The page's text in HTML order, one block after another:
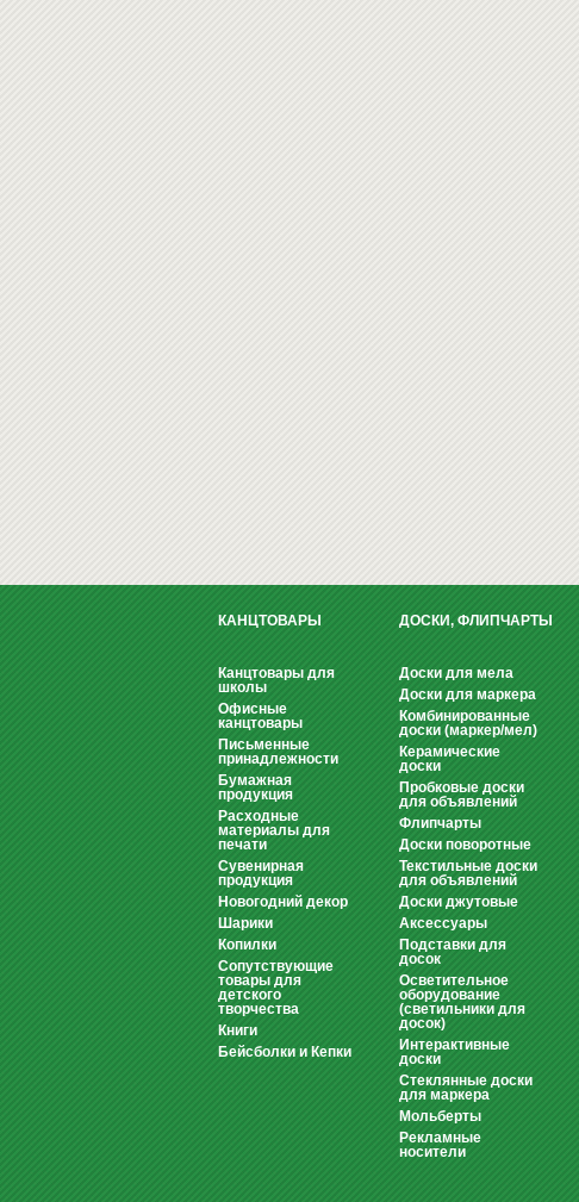
КАНЦТОВАРЫ
Канцтовары для
школы
Офисные
канцтовары
Письменные
принадлежности
Бумажная
продукция
Расходные
материалы для
печати
Сувенирная
продукция
Новогодний декор
Шарики
Копилки
Сопутствующие
товары для
детского
творчества
Книги
Бейсболки и Кепки
ДОСКИ, ФЛИПЧАРТЫ
Доски для мела
Доски для маркера
Комбинированные
доски (маркер/мел)
Керамические
доски
Пробковые доски
для объявлений
Флипчарты
Доски поворотные
Текстильные доски
для объявлений
Доски джутовые
Аксессуары
Подставки для
досок
Осветительное
оборудование
(светильники для
досок)
Интерактивные
доски
Стеклянные доски
для маркера
Мольберты
Рекламные
носители